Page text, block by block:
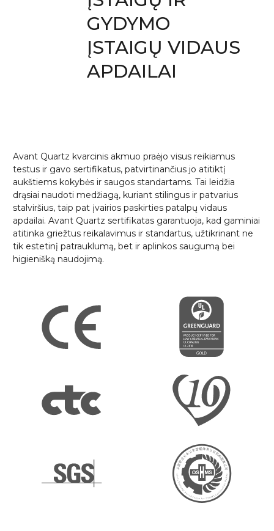
GYDYMO
ĮSTAIGŲ VIDAUS
APDAILAI
Avant Quartz kvarcinis akmuo praėjo visus reikiamus
testus ir gavo sertifikatus, patvirtinančius jo atitiktį
aukštiems kokybės ir saugos standartams. Tai leidžia
drąsiai naudoti medžiagą, kuriant stilingus ir patvarius
stalviršius, taip pat įvairios paskirties patalpų vidaus
apdailai. Avant Quartz sertifikatas garantuoja, kad gaminiai
atitinka griežtus reikalavimus ir standartus, užtikrinant ne
tik estetinį patrauklumą, bet ir aplinkos saugumą bei
higienišką naudojimą.